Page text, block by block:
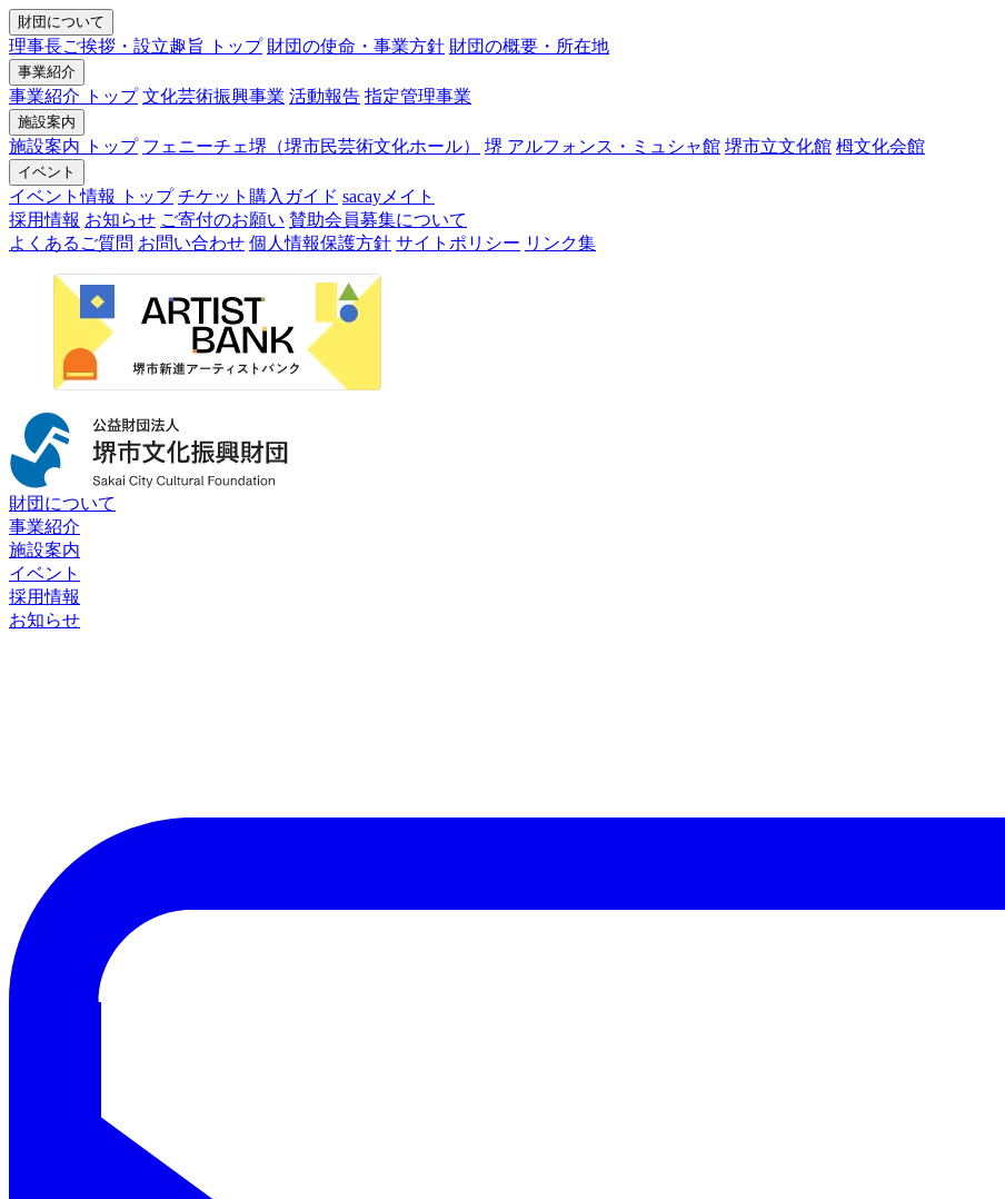
財団について
理事長ご挨拶・設立趣旨 トップ 財団の使命・事業方針 財団の概要・所在地
事業紹介
事業紹介 トップ 文化芸術振興事業 活動報告 指定管理事業
施設案内
施設案内 トップ フェニーチェ堺（堺市民芸術文化ホール） 堺 アルフォンス・ミュシャ館 堺市立文化館 栂文化会館
イベント
イベント情報 トップ チケット購入ガイド sacayメイト
採用情報 お知らせ ご寄付のお願い 賛助会員募集について
よくあるご質問 お問い合わせ 個人情報保護方針 サイトポリシー リンク集
財団について
事業紹介
施設案内
イベント
採用情報
お知らせ